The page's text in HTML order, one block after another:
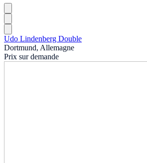
Udo Lindenberg Double
Dortmund, Allemagne
Prix sur demande